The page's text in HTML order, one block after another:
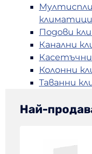
климатици
Подови
Канални
Колонни
Таванни
Най-